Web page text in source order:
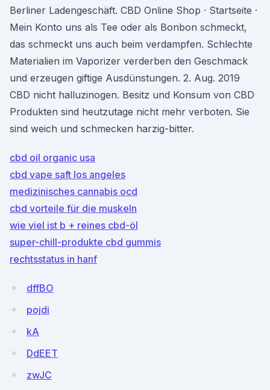
Berliner Ladengeschäft. CBD Online Shop · Startseite ·
Mein Konto uns als Tee oder als Bonbon schmeckt,
das schmeckt uns auch beim verdampfen. Schlechte
Materialien im Vaporizer verderben den Geschmack
und erzeugen giftige Ausdünstungen. 2. Aug. 2019
CBD nicht halluzinogen. Besitz und Konsum von CBD
Produkten sind heutzutage nicht mehr verboten. Sie
sind weich und schmecken harzig-bitter.
cbd oil organic usa
cbd vape saft los angeles
medizinisches cannabis ocd
cbd vorteile für die muskeln
wie viel ist b + reines cbd-öl
super-chill-produkte cbd gummis
rechtsstatus in hanf
dffBO
pojdi
kA
DdEET
zwJC